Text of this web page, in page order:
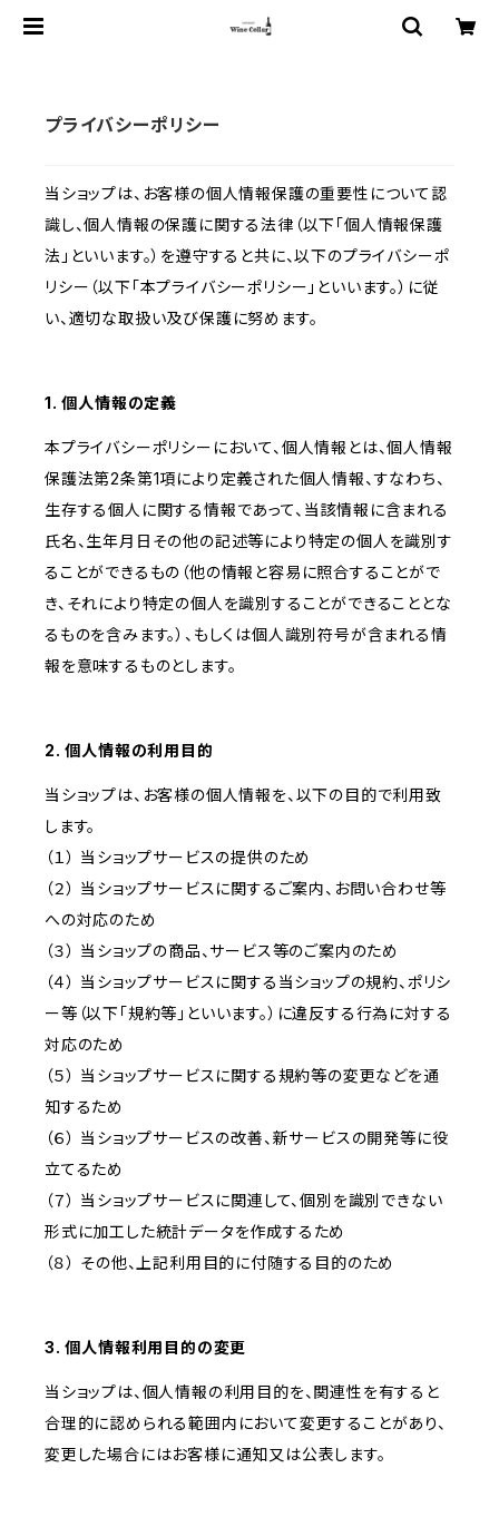
プライバシーポリシー
当ショップは、お客様の個人情報保護の重要性について認
識し、個人情報の保護に関する法律（以下「個人情報保護
法」といいます。）を遵守すると共に、以下のプライバシーポ
リシー（以下「本プライバシーポリシー」といいます。）に従
い、適切な取扱い及び保護に努めます。
1. 個人情報の定義
本プライバシーポリシーにおいて、個人情報とは、個人情報
保護法第2条第1項により定義された個人情報、すなわち、
生存する個人に関する情報であって、当該情報に含まれる
氏名、生年月日その他の記述等により特定の個人を識別す
ることができるもの（他の情報と容易に照合することがで
き、それにより特定の個人を識別することができることとな
るものを含みます。）、もしくは個人識別符号が含まれる情
報を意味するものとします。
2. 個人情報の利用目的
当ショップは、お客様の個人情報を、以下の目的で利用致
します。
（１） 当ショップサービスの提供のため
（２） 当ショップサービスに関するご案内、お問い合わせ等
への対応のため
（３） 当ショップの商品、サービス等のご案内のため
（４） 当ショップサービスに関する当ショップの規約、ポリシ
ー等（以下「規約等」といいます。）に違反する行為に対する
対応のため
（５） 当ショップサービスに関する規約等の変更などを通
知するため
（６） 当ショップサービスの改善、新サービスの開発等に役
立てるため
（７） 当ショップサービスに関連して、個別を識別できない
形式に加工した統計データを作成するため
（８） その他、上記利用目的に付随する目的のため
3. 個人情報利用目的の変更
当ショップは、個人情報の利用目的を、関連性を有すると
合理的に認められる範囲内において変更することがあり、
変更した場合にはお客様に通知又は公表します。